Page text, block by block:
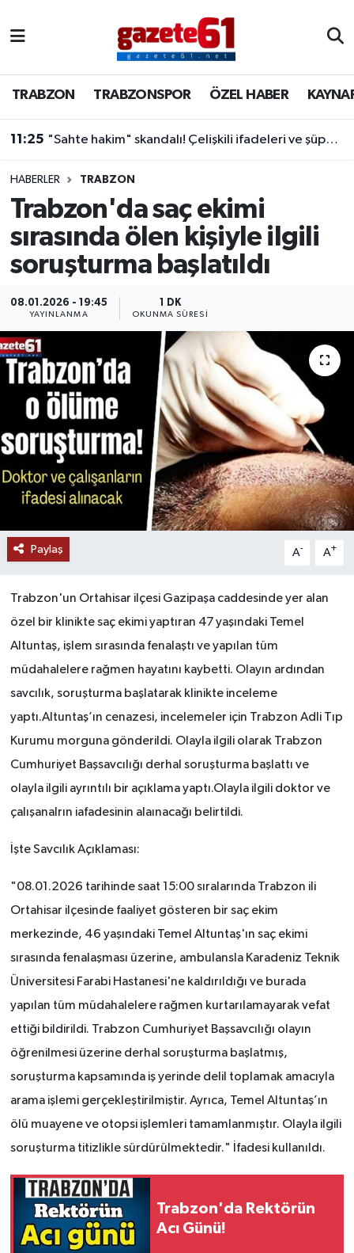
TRABZON TRABZONSPOR ÖZEL HABER
11:25 "Sahte hakim" skandalı! Çelişkili ifadeleri ve şüpheli tavırlarıyla kendini açık etti
HABERLER TRABZON
Trabzon'da saç ekimi
sırasında ölen kişiyle ilgili
soruşturma başlatıldı
08.01.2026 - 19:45
YAYINLANMA
1 DK
OKUNMA SÜRESI
Paylaş A- A+
Trabzon'un Ortahisar ilçesi Gazipaşa caddesinde yer alan
özel bir klinikte saç ekimi yaptıran 47 yaşındaki Temel
Altuntaş, işlem sırasında fenalaştı ve yapılan tüm
müdahalelere rağmen hayatını kaybetti. Olayın ardından
savcılık, soruşturma başlatarak klinikte inceleme
yaptı.Altuntaş’ın cenazesi, incelemeler için Trabzon Adli Tıp
Kurumu morguna gönderildi. Olayla ilgili olarak Trabzon
Cumhuriyet Başsavcılığı derhal soruşturma başlattı ve
olayla ilgili ayrıntılı bir açıklama yaptı.Olayla ilgili doktor ve
çalışanalrın iafadesinin alaınacağı belirtildi.
İşte Savcılık Açıklaması:
"08.01.2026 tarihinde saat 15:00 sıralarında Trabzon ili
Ortahisar ilçesinde faaliyet gösteren bir saç ekim
merkezinde, 46 yaşındaki Temel Altuntaş'ın saç ekimi
sırasında fenalaşması üzerine, ambulansla Karadeniz Teknik
Üniversitesi Farabi Hastanesi'ne kaldırıldığı ve burada
yapılan tüm müdahalelere rağmen kurtarılamayarak vefat
ettiği bildirildi. Trabzon Cumhuriyet Başsavcılığı olayın
öğrenilmesi üzerine derhal soruşturma başlatmış,
soruşturma kapsamında iş yerinde delil toplamak amacıyla
arama işlemi gerçekleştirilmiştir. Ayrıca, Temel Altuntaş’ın
ölü muayene ve otopsi işlemleri tamamlanmıştır. Olayla ilgili
soruşturma titizlikle sürdürülmektedir." İfadesi kullanıldı.
Trabzon'da Rektörün
Acı Günü!
TRABZONSPOR
ÖZEL HABER
KAYNAR KAZAN
SİYASET
GÜNDEM
Trabzon Nöbetçi Eczaneler
Trabzon Hava Durumu
Trabzon Namaz Vakitleri
Trabzon Trafik Yoğunluk Haritası
Süper Lig Puan Durumu ve Fikstür
Tüm Manşetler
Son Dakika Haberleri